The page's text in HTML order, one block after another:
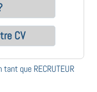
CV
que RECRUTEUR